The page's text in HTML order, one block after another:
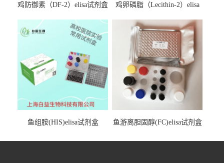
鸡防御素（DF-2）elisa试剂盒
鸡卵磷脂（Lecithin-2）elisa
鱼组胺(HIS)elisa试剂盒 鱼游离胆固醇(FC)elisa试剂盒